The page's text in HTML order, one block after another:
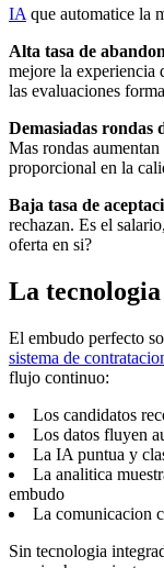
IA que automatice la
Alta tasa de
mejore la experiencia
las evaluaciones
Demasiadas rondas
Mas rondas
proporcional en la
Baja tasa de
rechazan. Es el
oferta en si?
La
El embudo perfecto
sistema de
flujo continuo:
Los candidatos
Los datos fluyen
La IA puntua y
La analitica
embudo
La comunicacion
Sin tecnologia